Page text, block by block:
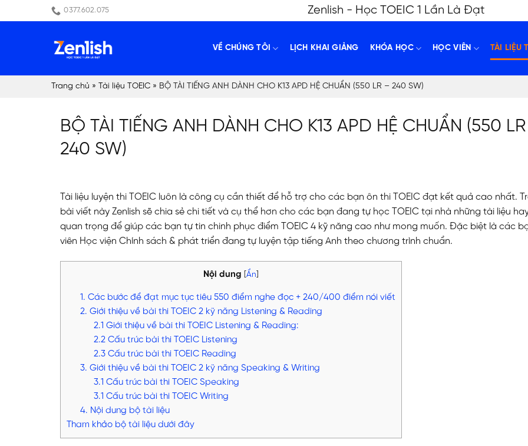
to
0377.602.075 Zenlish - Học TOEIC 1 Lần Là Đạt
VỀ CHÚNG TÔI LỊCH KHAI GIẢNG KHÓA HỌC HỌC VIÊN TÀI LIỆU
Trang chủ » Tài liệu TOEIC » BỘ TÀI TIẾNG ANH DÀNH CHO K13 APD HỆ CHUẨN (550 LR – 240 SW)
BỘ TÀI TIẾNG ANH DÀNH CHO K13 APD HỆ CHUẨN (550
240 SW)
Tài liệu luyện thi TOEIC luôn là công cụ cần thiết để hỗ trợ cho các bạn ôn thi TOEIC đạt kết quả cao nhất.
bài viết này Zenlish sẽ chia sẻ chi tiết và cụ thể hơn cho các bạn đang tự học TOEIC tại nhà những tài liệu
quan trọng để giúp các bạn tự tin chinh phục điểm TOEIC 4 kỹ năng cao như mong muốn. Đặc biệt là các
viên Học viện Chính sách & phát triển đang tự luyện tập tiếng Anh theo chương trình chuẩn.
Nội dung Ẩn
1. Các bước để đạt mục tục tiêu 550 điểm nghe đọc + 240/400 điểm nói viết
2. Giới thiệu về bài thi TOEIC 2 kỹ năng Listening & Reading
2.1 Giới thiệu về bài thi TOEIC Listening & Reading:
2.2 Cấu trúc bài thi TOEIC Listening
2.3 Cấu trúc bài thi TOEIC Reading
3. Giới thiệu về bài thi TOEIC 2 kỹ năng Speaking & Writing
3.1 Cấu trúc bài thi TOEIC Speaking
3.1 Cấu trúc bài thi TOEIC Writing
4. Nội dung bộ tài liệu
Tham khảo bộ tài liệu dưới đây